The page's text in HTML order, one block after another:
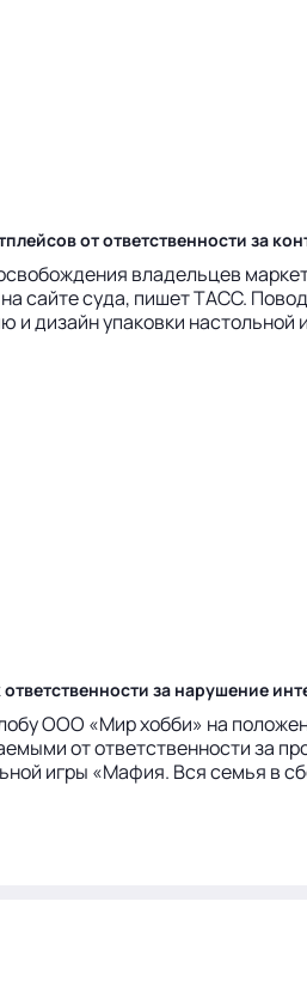
от ответственности за
владельцев
сайте суда, пишет ТАСС.
дизайн упаковки
за нарушение
ООО «Мир хобби» на
от ответственности за
игры «Мафия. Вся семья в